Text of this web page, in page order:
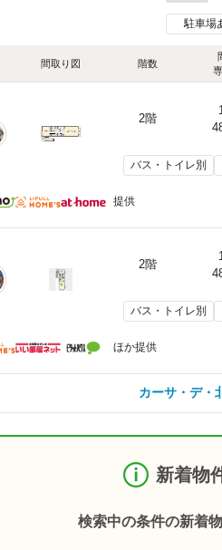
駐車場
間取り図 階数
2階
バス・トイレ別
提供
2階
バス・トイレ別
ほか提供
カーサ・デ・
新着物
検索中の条件の新着